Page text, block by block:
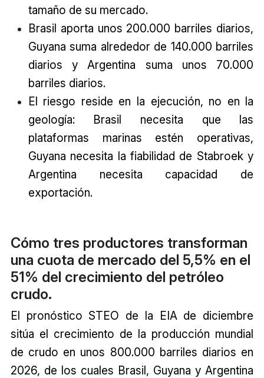
tamaño de su mercado.
Brasil aporta unos 200.000 barriles diarios,
Guyana suma alrededor de 140.000 barriles
diarios y Argentina suma unos 70.000
barriles diarios.
El riesgo reside en la ejecución, no en la
geología: Brasil necesita que las
plataformas marinas estén operativas,
Guyana necesita la fiabilidad de Stabroek y
Argentina necesita capacidad de
exportación.
Cómo tres productores transforman
una cuota de mercado del 5,5% en el
51% del crecimiento del petróleo
crudo.
El pronóstico STEO de la EIA de diciembre
sitúa el crecimiento de la producción mundial
de crudo en unos 800.000 barriles diarios en
2026, de los cuales Brasil, Guyana y Argentina